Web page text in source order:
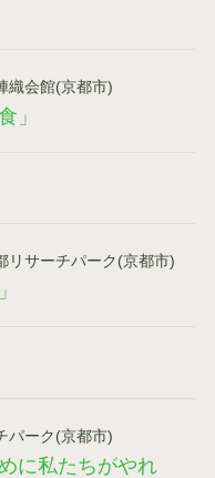
織会館(京都市)
」
リサーチパーク(京都市)
パーク(京都市)
に私たちがやれ